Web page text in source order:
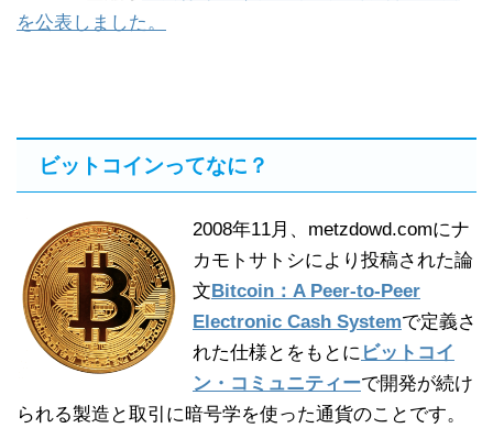
を公表しました。
ビットコインってなに？
2008年11月、metzdowd.comにナ
カモトサトシにより投稿された論
文Bitcoin：A Peer-to-Peer
Electronic Cash Systemで定義さ
れた仕様とをもとに ビットコイ
ン・コミュニティーで開発が続け
られる製造と取引に暗号学を使った通貨のことです。